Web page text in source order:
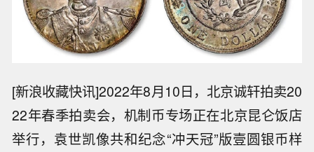
[新浪收藏快讯]2022年8月10日，北京诚轩拍卖20
22年春季拍卖会，机制币专场正在北京昆仑饭店
举行，袁世凯像共和纪念“冲天冠”版壹圆银币样